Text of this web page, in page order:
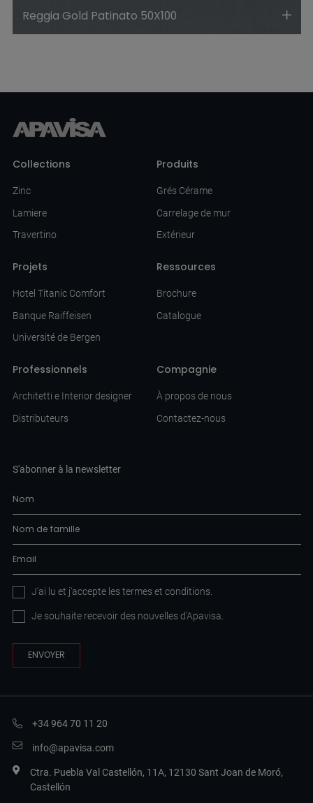
Reggia Gold Patinato 50X100
Collections
Zinc
Lamiere
Travertino
Produits
Grés Cérame
Carrelage de mur
Extérieur
Projets
Hotel Titanic Comfort
Banque Raiffeisen
Université de Bergen
Ressources
Brochure
Catalogue
Professionnels
Architetti e Interior designer
Distributeurs
Compagnie
À propos de nous
Contactez-nous
S'abonner à la newsletter
J'ai lu et j'accepte lestermes et conditions
Je souhaite recevoir des nouvelles d'Apavisa.
+34 964 70 11 20
info@apavisa.com
Ctra. Puebla Val Castellón, 11A, 12130 Sant Joan de Moró,
Castellón